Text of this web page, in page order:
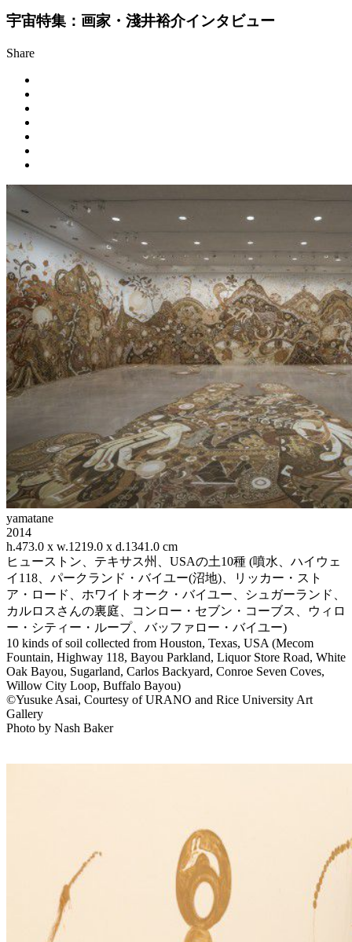
宇宙特集：画家・淺井裕介インタビュー
Share
yamatane
2014
h.473.0 x w.1219.0 x d.1341.0 cm
ヒューストン、テキサス州、USAの土10種 (噴水、ハイウェ
イ118、パークランド・バイユー(沼地)、リッカー・スト
ア・ロード、ホワイトオーク・バイユー、シュガーランド、
カルロスさんの裏庭、コンロー・セブン・コーブス、ウィロ
ー・シティー・ループ、バッファロー・バイユー)
10 kinds of soil collected from Houston, Texas, USA (Mecom
Fountain, Highway 118, Bayou Parkland, Liquor Store Road, White
Oak Bayou, Sugarland, Carlos Backyard, Conroe Seven Coves,
Willow City Loop, Buffalo Bayou)
©Yusuke Asai, Courtesy of URANO and Rice University Art
Gallery
Photo by Nash Baker